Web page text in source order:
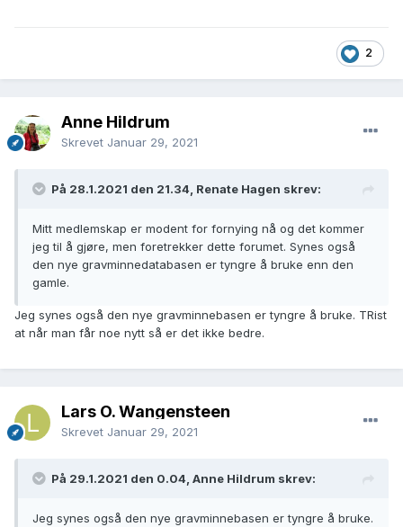
2
Anne Hildrum
Skrevet Januar 29, 2021
På 28.1.2021 den 21.34, Renate Hagen skrev:
Mitt medlemskap er modent for fornying nå og det kommer
jeg til å gjøre, men foretrekker dette forumet. Synes også
den nye gravminnedatabasen er tyngre å bruke enn den
gamle.
Jeg synes også den nye gravminnebasen er tyngre å bruke. TRist
at når man får noe nytt så er det ikke bedre.
Lars O. Wangensteen
Skrevet Januar 29, 2021
På 29.1.2021 den 0.04, Anne Hildrum skrev:
Jeg synes også den nye gravminnebasen er tyngre å bruke.